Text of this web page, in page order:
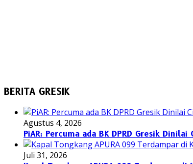
BERITA GRESIK
Agustus 4, 2026
PiAR: Percuma ada BK DPRD Gresik
Juli 31, 2026